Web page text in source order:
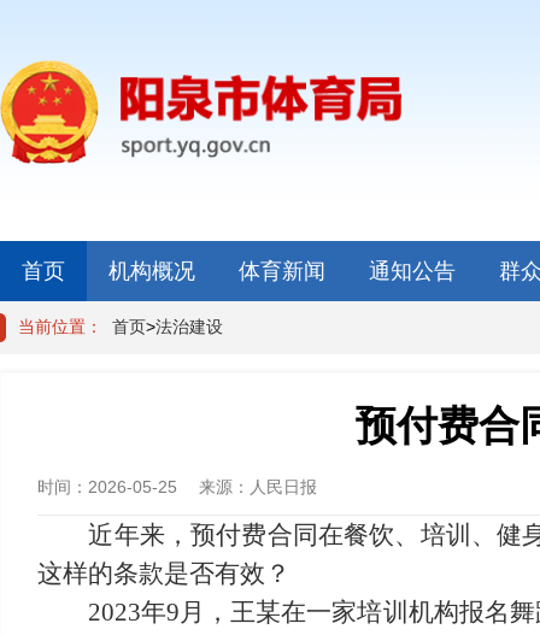
首页 机构概况 体育新闻 通知公告 群
当前位置： 首页>法治建设
预付费合
时间： 2026-05-25 来源： 人民日报
近年来，预付费合同在餐饮、培训、健身
这样的条款是否有效？
2023年9月，王某在一家培训机构报名舞